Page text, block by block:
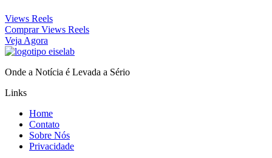
Views Reels
Comprar Views Reels
Veja Agora
Onde a Notícia é Levada a Sério
Links
Home
Contato
Sobre Nós
Privacidade